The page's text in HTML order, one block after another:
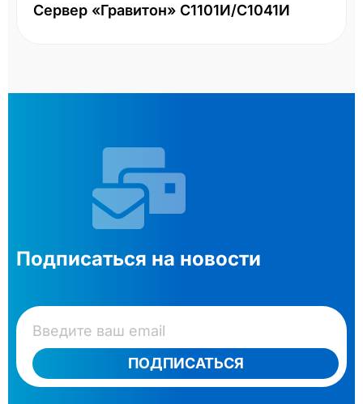
Сервер «Гравитон» С1101И/С1041И
Подписаться на новости
ПОДПИСАТЬСЯ